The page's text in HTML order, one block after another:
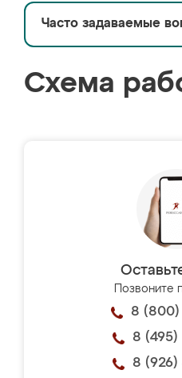
Часто задаваемые
Схема
Позвоните
8 (800)
8 (495)
8 (926)